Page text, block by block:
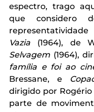
espectro, trago
que considero
Vazia (1964), de
Selvagem (1964),
família e foi ao
Bressane, e
dirigido por Rogério
parte de